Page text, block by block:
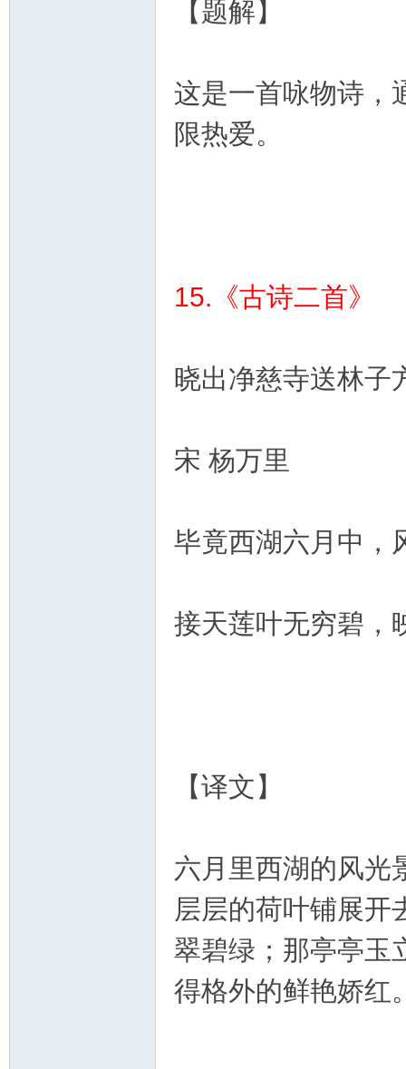
【题解】
这是一首咏物诗，
限热爱。
15.《古诗二首》
晓出净慈寺送林子
宋 杨万里
毕竟西湖六月中，
接天莲叶无穷碧，
【译文】
六月里西湖的风光
层层的荷叶铺展开
翠碧绿；那亭亭玉
得格外的鲜艳娇红